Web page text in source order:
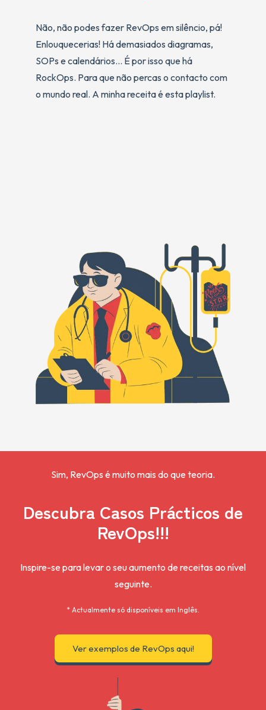
Não, não podes fazer RevOps em silêncio, pá!
Enlouquecerias! Há demasiados diagramas,
SOPs e calendários... É por isso que há
RockOps. Para que não percas o contacto com
o mundo real. A minha receita é esta playlist.
Sim, RevOps é muito mais do que teoria.
Descubra Casos Prácticos de
RevOps!!!
Inspire-se para levar o seu aumento de receitas ao nível
seguinte.
* Actualmente só disponíveis em Inglês.
Ver exemplos de RevOps aqui!